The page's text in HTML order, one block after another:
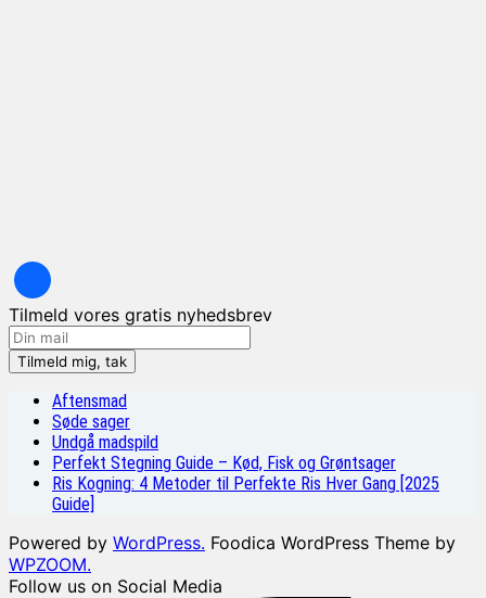
Tilmeld vores gratis nyhedsbrev
Aftensmad
Søde sager
Undgå madspild
Perfekt Stegning Guide – Kød, Fisk og Grøntsager
Ris Kogning: 4 Metoder til Perfekte Ris Hver Gang [2025
Guide]
Powered by WordPress. Foodica WordPress Theme by
WPZOOM.
Follow us on Social Media